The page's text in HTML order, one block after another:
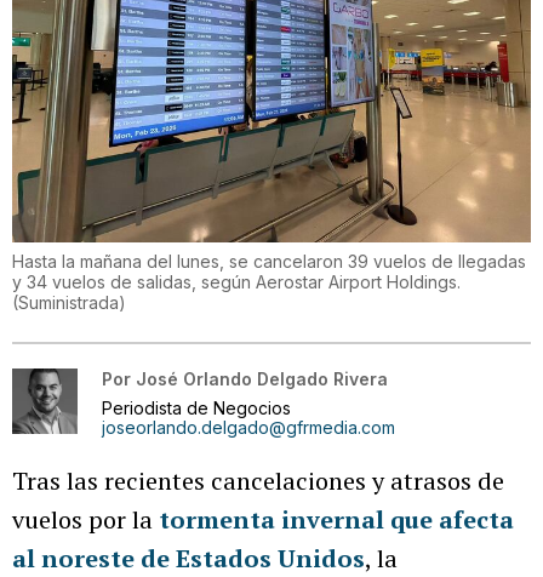
Hasta la mañana del lunes, se cancelaron 39 vuelos de llegadas
y 34 vuelos de salidas, según Aerostar Airport Holdings.
(Suministrada)
Por José Orlando Delgado Rivera
Periodista de Negocios
joseorlando.delgado@gfrmedia.com
Tras las recientes cancelaciones y atrasos de
vuelos por la tormenta invernal que afecta
al noreste de Estados Unidos, la